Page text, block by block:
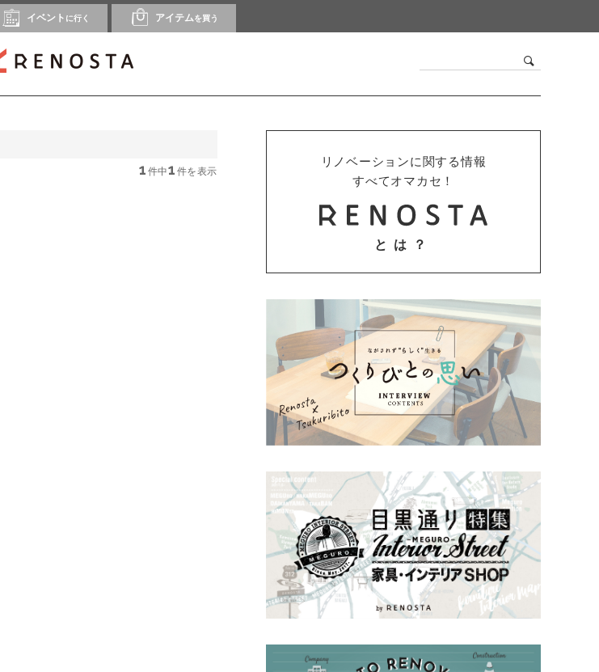
イベント に行く アイテムを買う
1 件中1 件を表示
リノベーションに関する情報
すべてオマカセ！
とは？